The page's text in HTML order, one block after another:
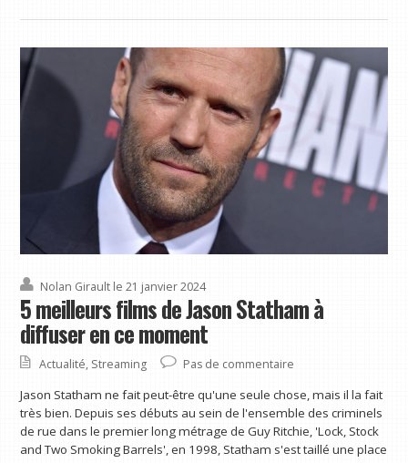
Nolan Girault le 21 janvier 2024
5 meilleurs films de Jason Statham à
diffuser en ce moment
Actualité, Streaming Pas de commentaire
Jason Statham ne fait peut-être qu'une seule chose, mais il la fait
très bien. Depuis ses débuts au sein de l'ensemble des criminels
de rue dans le premier long métrage de Guy Ritchie, 'Lock, Stock
and Two Smoking Barrels', en 1998, Statham s'est taillé une place